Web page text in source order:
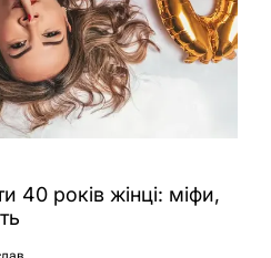
40 років жінці: міфи,